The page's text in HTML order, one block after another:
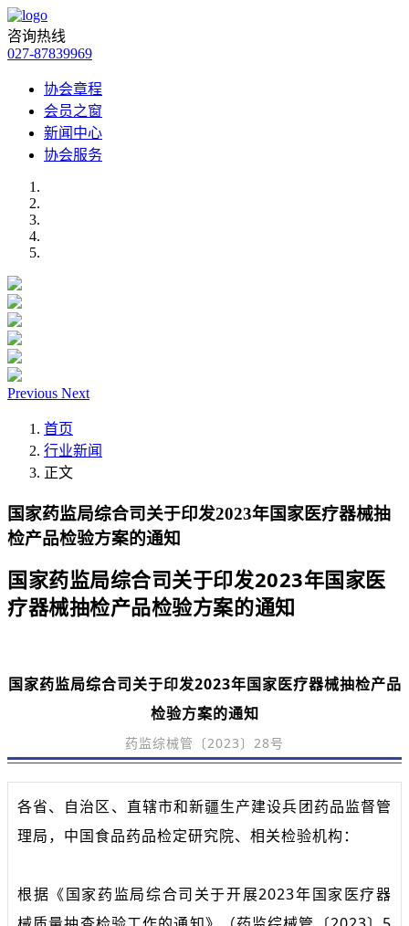
咨询热线
027-87839969
协会章程
会员之窗
新闻中心
协会服务
Previous Next
首页
行业新闻
正文
国家药监局综合司关于印发2023年国家医疗器械抽
检产品检验方案的通知
国家药监局综合司关于印发2023年国家医
疗器械抽检产品检验方案的通知
国家药监局综合司关于印发2023年国家医疗器械抽检产品
检验方案的通知
药监综械管〔2023〕28号
各省、自治区、直辖市和新疆生产建设兵团药品监督管
理局，中国食品药品检定研究院、相关检验机构：
根据《国家药监局综合司关于开展2023年国家医疗器